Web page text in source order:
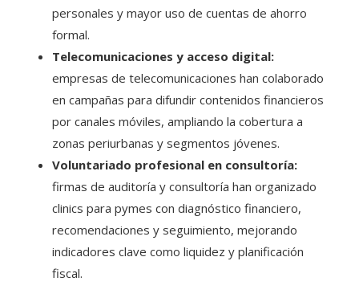
personales y mayor uso de cuentas de ahorro
formal.
Telecomunicaciones y acceso digital:
empresas de telecomunicaciones han colaborado
en campañas para difundir contenidos financieros
por canales móviles, ampliando la cobertura a
zonas periurbanas y segmentos jóvenes.
Voluntariado profesional en consultoría:
firmas de auditoría y consultoría han organizado
clinics para pymes con diagnóstico financiero,
recomendaciones y seguimiento, mejorando
indicadores clave como liquidez y planificación
fiscal.